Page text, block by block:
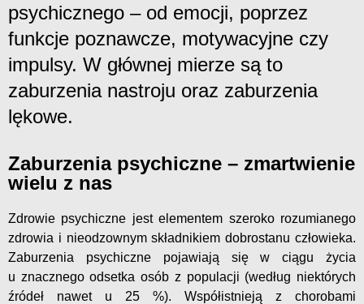
psychicznego – od emocji, poprzez
funkcje poznawcze, motywacyjne czy
impulsy. W głównej mierze są to
zaburzenia nastroju oraz zaburzenia
lękowe.
Zaburzenia psychiczne – zmartwienie
wielu z nas
Zdrowie psychiczne jest elementem szeroko rozumianego
zdrowia i nieodzownym składnikiem dobrostanu człowieka.
Zaburzenia psychiczne pojawiają się w ciągu życia
u znacznego odsetka osób z populacji (według niektórych
źródeł nawet u 25 %). Współistnieją z chorobami